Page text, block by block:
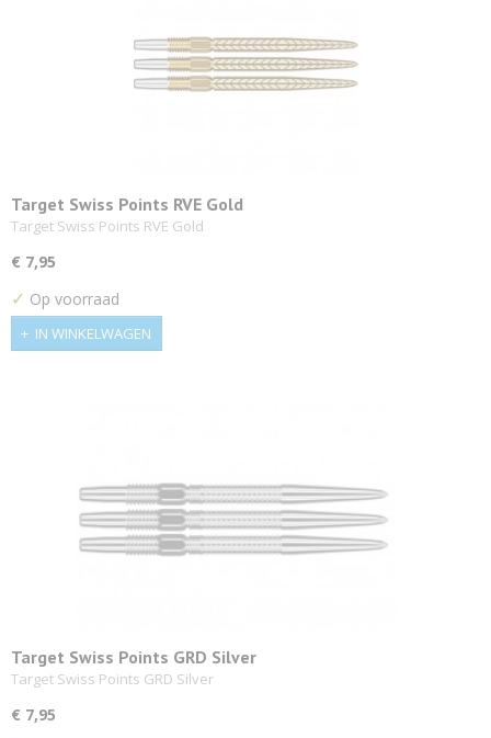
Target Swiss Points RVE Gold
Target Swiss Points RVE Gold
€ 7,95
✓ Op voorraad
IN WINKELWAGEN
Target Swiss Points GRD Silver
Target Swiss Points GRD Silver
€ 7,95